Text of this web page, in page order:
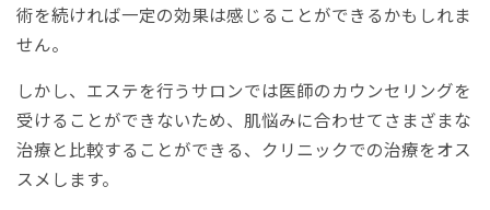
術を続ければ一定の効果は感じることができるかもしれま
せん。
しかし、エステを行うサロンでは医師のカウンセリングを
受けることができないため、肌悩みに合わせてさまざまな
治療と比較することができる、クリニックでの治療をオス
スメします。